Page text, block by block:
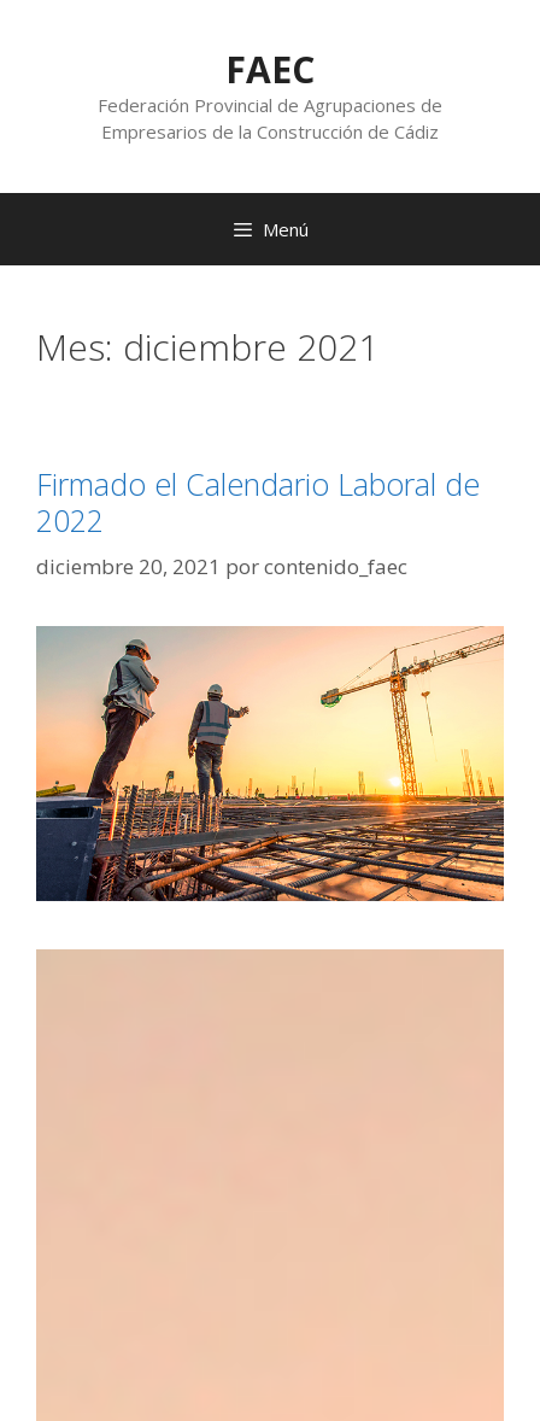
FAEC
Federación Provincial de Agrupaciones de
Empresarios de la Construcción de Cádiz
Menú
Mes: diciembre 2021
Firmado el Calendario Laboral de
2022
diciembre 20, 2021 porcontenido_faec